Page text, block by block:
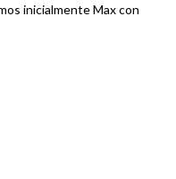
inicialmente Max con